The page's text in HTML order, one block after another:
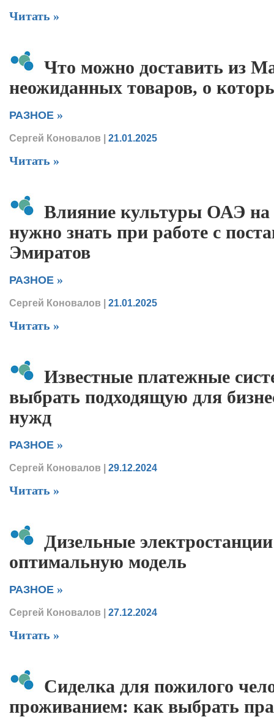
Читать »
Что можно доставить из
неожиданных товаров, о
РАЗНОЕ »
Сергей Коновалов | 21.01.2025
Читать »
Влияние культуры ОАЭ на
нужно знать при работе с
Эмиратов
РАЗНОЕ »
Сергей Коновалов | 21.01.2025
Читать »
Известные платежные
выбрать подходящую для
нужд
РАЗНОЕ »
Сергей Коновалов | 29.12.2024
Читать »
Дизельные
оптимальную модель
РАЗНОЕ »
Сергей Коновалов | 27.12.2024
Читать »
Сиделка для пожилого
проживанием: как выбрать